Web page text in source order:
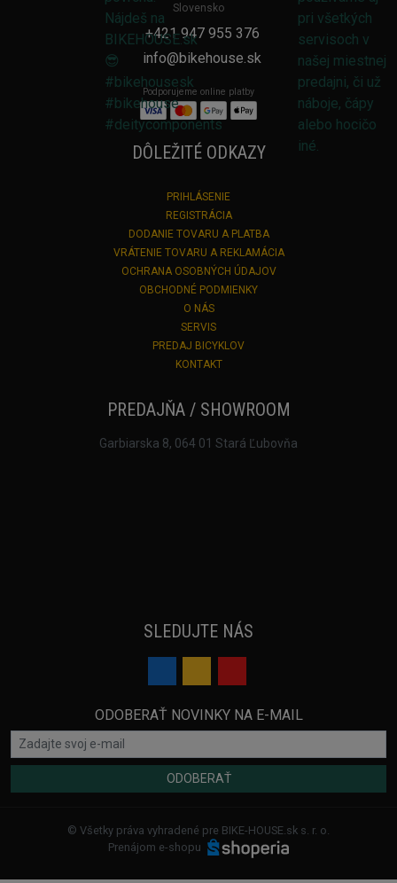
Slovensko
+421 947 955 376
info@bikehouse.sk
Podporujeme online platby
DÔLEŽITÉ ODKAZY
PRIHLÁSENIE
REGISTRÁCIA
DODANIE TOVARU A PLATBA
VRÁTENIE TOVARU A REKLAMÁCIA
OCHRANA OSOBNÝCH ÚDAJOV
OBCHODNÉ PODMIENKY
O NÁS
SERVIS
PREDAJ BICYKLOV
KONTAKT
PREDAJŇA / SHOWROOM
Garbiarska 8, 064 01 Stará Ľubovňa
SLEDUJTE NÁS
ODOBERAŤ NOVINKY NA E-MAIL
ODOBERAŤ
© Všetky práva vyhradené pre BIKE-HOUSE.sk s. r. o.
Prenájom e-shopu